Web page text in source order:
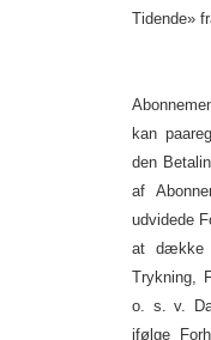
Tidende»
kan
den
af
udvidede
at dække
Trykning,
o. s. v.
ifølge